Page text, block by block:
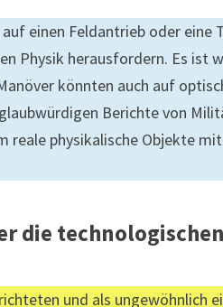
einen Feldantrieb oder
Physik herausfordern. Es ist
könnten auch auf
Berichte von
reale physikalische Objekte
technologischen
und als ungewöhnlich